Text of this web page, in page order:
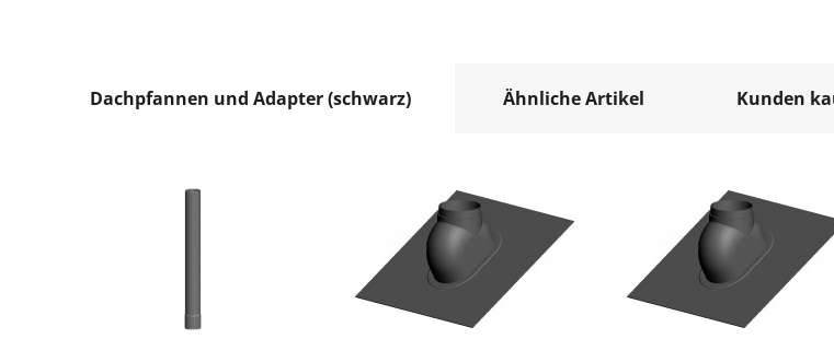
Dachpfannen und Adapter (schwarz) Ähnliche Artikel Kunden